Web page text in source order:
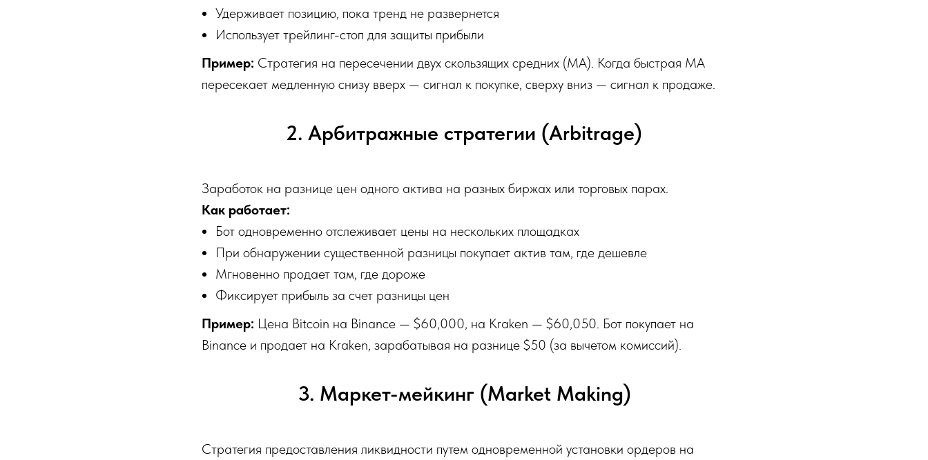
Удерживает позицию, пока тренд не развернется
Использует трейлинг-стоп для защиты прибыли
Пример: Стратегия на пересечении двух скользящих средних (MA). Когда быстрая MA
пересекает медленную снизу вверх — сигнал к покупке, сверху вниз — сигнал к продаже.
2. Арбитражные стратегии (Arbitrage)
Заработок на разнице цен одного актива на разных биржах или торговых парах.
Как работает:
Бот одновременно отслеживает цены на нескольких площадках
При обнаружении существенной разницы покупает актив там, где дешевле
Мгновенно продает там, где дороже
Фиксирует прибыль за счет разницы цен
Пример: Цена Bitcoin на Binance — $60,000, на Kraken — $60,050. Бот покупает на
Binance и продает на Kraken, зарабатывая на разнице $50 (за вычетом комиссий).
3. Маркет-мейкинг (Market Making)
Стратегия предоставления ликвидности путем одновременной установки ордеров на